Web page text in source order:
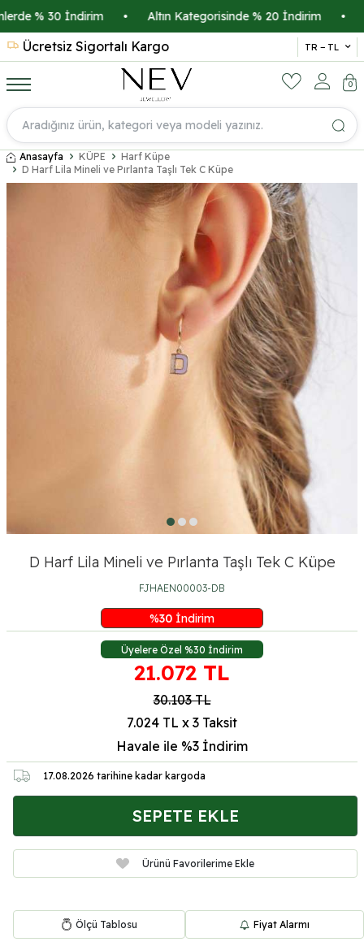
% 30 İndirim • Altın Kategorisinde % 20 İndirim •
Ücretsiz Sigortalı Kargo 14
TR − TL
0
Anasayfa KÜPE
Harf Küpe
D Harf Lila Mineli ve Pırlanta Taşlı Tek C Küpe
D Harf Lila Mineli ve Pırlanta Taşlı Tek C Küpe
FJHAEN00003-DB
%30 İndirim
Üyelere Özel %30 İndirim
21.072 TL
30.103TL
7.024 TL x 3 Taksit
Havale ile %3 İndirim
17.08.2026 tarihine kadar kargoda
SEPETE EKLE
Ürünü Favorilerime Ekle
Ölçü Tablosu Fiyat Alarmı